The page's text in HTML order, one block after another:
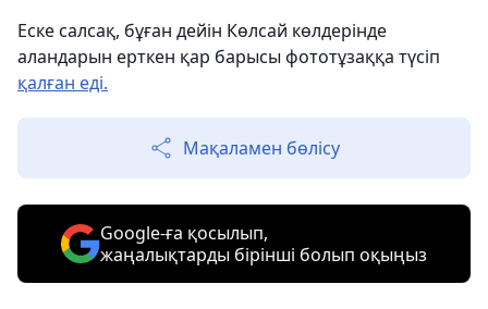
Еске салсақ, бұған дейін Көлсай көлдерінде
аландарын ерткен қар барысы фототұзаққа түсіп
қалған еді.
Мақаламен бөлісу
Google-ға қосылып,
жаңалықтарды бірінші болып оқыңыз